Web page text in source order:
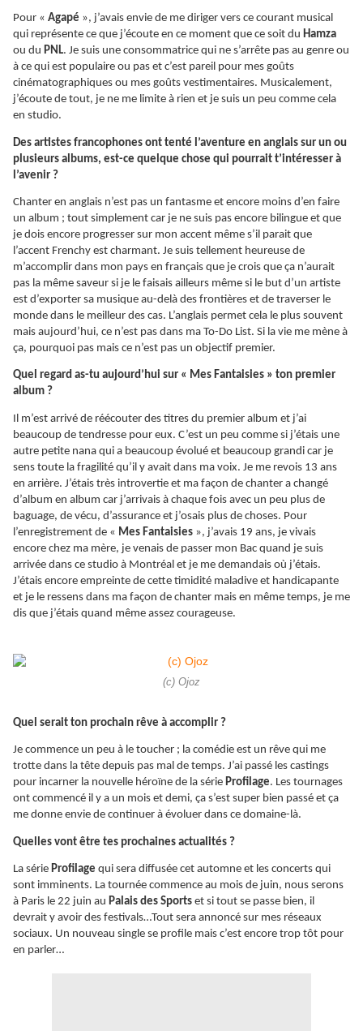
Pour « Agapé », j’avais envie de me diriger vers ce courant musical
qui représente ce que j’écoute en ce moment que ce soit du Hamza
ou du PNL. Je suis une consommatrice qui ne s’arrête pas au genre ou
à ce qui est populaire ou pas et c’est pareil pour mes goûts
cinématographiques ou mes goûts vestimentaires. Musicalement,
j’écoute de tout, je ne me limite à rien et je suis un peu comme cela
en studio.
Des artistes francophones ont tenté l’aventure en anglais sur un ou
plusieurs albums, est-ce quelque chose qui pourrait t’intéresser à
l’avenir ?
Chanter en anglais n’est pas un fantasme et encore moins d’en faire
un album ; tout simplement car je ne suis pas encore bilingue et que
je dois encore progresser sur mon accent même s’il parait que
l’accent Frenchy est charmant. Je suis tellement heureuse de
m’accomplir dans mon pays en français que je crois que ça n’aurait
pas la même saveur si je le faisais ailleurs même si le but d’un artiste
est d’exporter sa musique au-delà des frontières et de traverser le
monde dans le meilleur des cas. L’anglais permet cela le plus souvent
mais aujourd’hui, ce n’est pas dans ma To-Do List. Si la vie me mène à
ça, pourquoi pas mais ce n’est pas un objectif premier.
Quel regard as-tu aujourd’hui sur « Mes Fantaisies » ton premier
album ?
Il m’est arrivé de réécouter des titres du premier album et j’ai
beaucoup de tendresse pour eux. C’est un peu comme si j’étais une
autre petite nana qui a beaucoup évolué et beaucoup grandi car je
sens toute la fragilité qu’il y avait dans ma voix. Je me revois 13 ans
en arrière. J’étais très introvertie et ma façon de chanter a changé
d’album en album car j’arrivais à chaque fois avec un peu plus de
baguage, de vécu, d’assurance et j’osais plus de choses. Pour
l’enregistrement de « Mes Fantaisies », j’avais 19 ans, je vivais
encore chez ma mère, je venais de passer mon Bac quand je suis
arrivée dans ce studio à Montréal et je me demandais où j’étais.
J’étais encore empreinte de cette timidité maladive et handicapante
et je le ressens dans ma façon de chanter mais en même temps, je me
dis que j’étais quand même assez courageuse.
(c) Ojoz
Quel serait ton prochain rêve à accomplir ?
Je commence un peu à le toucher ; la comédie est un rêve qui me
trotte dans la tête depuis pas mal de temps. J’ai passé les castings
pour incarner la nouvelle héroïne de la série Profilage. Les tournages
ont commencé il y a un mois et demi, ça s’est super bien passé et ça
me donne envie de continuer à évoluer dans ce domaine-là.
Quelles vont être tes prochaines actualités ?
La série Profilage qui sera diffusée cet automne et les concerts qui
sont imminents. La tournée commence au mois de juin, nous serons
à Paris le 22 juin au Palais des Sports et si tout se passe bien, il
devrait y avoir des festivals…Tout sera annoncé sur mes réseaux
sociaux. Un nouveau single se profile mais c’est encore trop tôt pour
en parler…